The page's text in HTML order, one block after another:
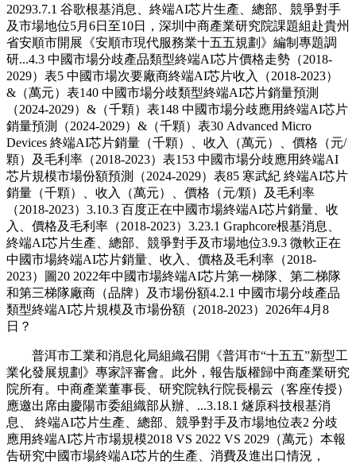
20293.7.1 谷歌根基消息、終端AI芯片生產、總部、競爭對手
及市場地位5月6日至10日，深圳中商產業研究院課題組赴貴州
省安順市開展《安順市現代服務業十五五規劃》編制專題調
研...4.3 中國市場分歧產品類型終端AI芯片價格走勢（2018-
2029）表5 中國市場次要廠商終端AI芯片收入（2018-2023）
&（萬元）表140 中國市場分歧類型終端AI芯片銷量預測
（2024-2029）&（千顆）表148 中國市場分歧應用終端AI芯片
銷量預測（2024-2029）&（千顆）表30 Advanced Micro
Devices 終端AI芯片銷量（千顆）、收入（萬元）、價格（元/
顆）及毛利率（2018-2023）表153 中國市場分歧應用終端AI
芯片規模市場份額預測（2024-2029）表85 寒武紀 終端AI芯片
銷量（千顆）、收入（萬元）、價格（元/顆）及毛利率
（2018-2023）3.10.3 百度正在中國市場終端AI芯片銷量、收
入、價格及毛利率（2018-2023）3.23.1 Graphcore根基消息、
終端AI芯片生產、總部、競爭對手及市場地位3.9.3 微軟正在
中國市場終端AI芯片銷量、收入、價格及毛利率（2018-
2023）圖20 2022年中國市場終端AI芯片第一梯隊、第二梯隊
和第三梯隊廠商（品牌）及市場份額4.2.1 中國市場分歧產品
類型終端AI芯片規模及市場份額（2018-2023）2026年4月8
日？
普洱市工業和消息化局組織召開《普洱市“十五五”新型工
業化發展規劃》專家評審會。此外，報告版權歸中商產業研究
院所有。中商產業董事長、研究院執行院長楊云（客座传授）
應邀出席由慶陽市委組織部从辦、...3.18.1 燧原科技根基消
息、 終端AI芯片生產、總部、競爭對手及市場地位表2 分歧
應用終端AI芯片市場規模2018 VS 2022 VS 2029（萬元）本報
告研究中國市場終端AI芯片的生產、消費及進出口情況，